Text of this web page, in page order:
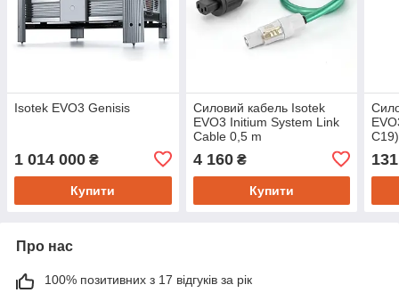
Isotek EVO3 Genisis
1 014 000 ₴
Купити
Силовий кабель Isotek
EVO3 Initium System Link
Cable 0,5 m
4 160₴
Купити
C19)
Про нас
100% позитивних з 17 відгуків за рік